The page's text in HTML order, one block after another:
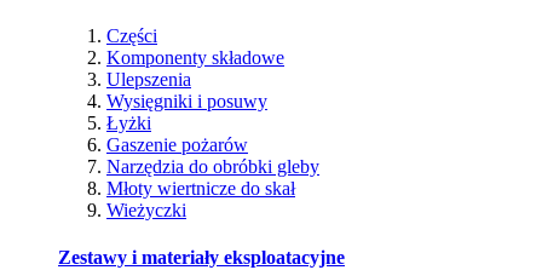
Części
Komponenty składowe
Ulepszenia
Wysięgniki i posuwy
Łyżki
Gaszenie pożarów
Narzędzia do obróbki gleby
Młoty wiertnicze do skał
Wieżyczki
Zestawy i materiały eksploatacyjne